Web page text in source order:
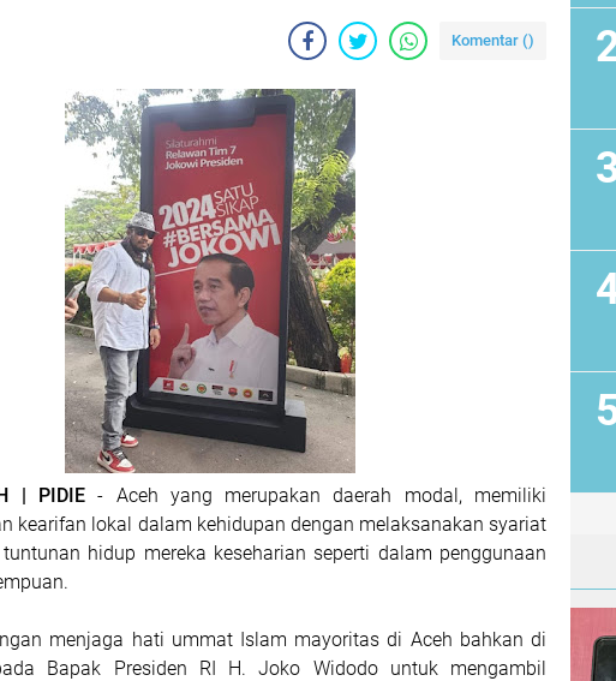
Komentar ()
| PIDIE- Aceh yang merupakan daerah modal, memiliki
kearifan lokal dalam kehidupan dengan melaksanakan syariat
hidup mereka keseharian seperti dalam penggunaan
menjaga hati ummat Islam mayoritas di Aceh bahkan di
Bapak Presiden RI H. Joko Widodo untuk mengambil